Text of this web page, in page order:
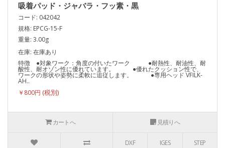
吸着パッド・ジャバラ・フッ素・黒
コード: 042042
規格: EPCG-15-F
重量: 3.00g
在庫: 在庫あり
特徴 ●対象ワーク：角度の付いたワーク ●耐熱性、耐油性、耐
酸性、耐オゾン性に優れています。 ●優れたクッション性で、
ワークの形状や姿勢に柔軟に追従します。 ●専用ヘッド VFILK-
AH..
￥800円
カートへ 見積りへ
DXF IGES STEP